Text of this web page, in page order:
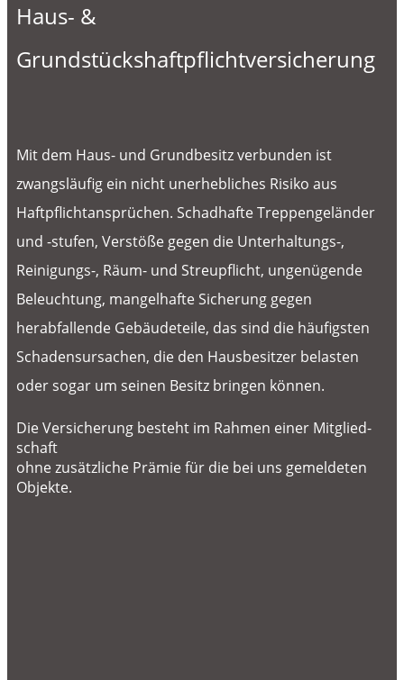
Haus- &
Grundstückshaftpflichtversicherung
Mit dem Haus- und Grundbesitz verbunden ist
zwangsläufig ein nicht un­er­heb­li­ches Risiko aus
Haftpflichtansprüchen. Schadhafte Treppengeländer
und -stufen, Verstöße gegen die Unterhaltungs-,
Reinigungs-, Räum- und Streupflicht, ungenügende
Beleuchtung, mangelhafte Sicherung gegen
herabfallende Gebäudeteile, das sind die häufigsten
Schadensursachen, die den Hausbesitzer belasten
oder sogar um seinen Besitz bringen können.
Die Versicherung besteht im Rahmen einer Mit­glied­
schaft
ohne zusätzliche Prämie für die bei uns gemeldeten
Objekte.